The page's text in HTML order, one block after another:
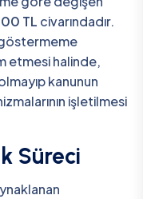
TL civarındadır.
etmesi halinde,
kanunun
işletilmesi
Süreci